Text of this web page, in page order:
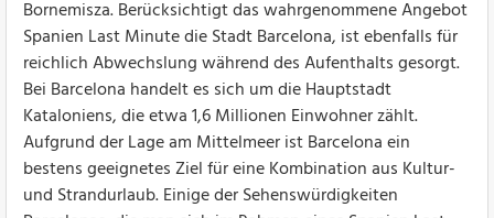
Bornemisza. Berücksichtigt das wahrgenommene Angebot
Spanien Last Minute die Stadt Barcelona, ist ebenfalls für
reichlich Abwechslung während des Aufenthalts gesorgt.
Bei Barcelona handelt es sich um die Hauptstadt
Kataloniens, die etwa 1,6 Millionen Einwohner zählt.
Aufgrund der Lage am Mittelmeer ist Barcelona ein
bestens geeignetes Ziel für eine Kombination aus Kultur-
und Strandurlaub. Einige der Sehenswürdigkeiten